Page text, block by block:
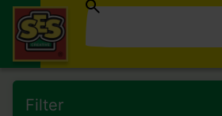
Filter